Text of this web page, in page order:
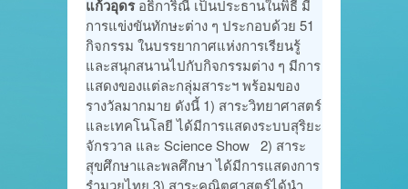
แก้วอุดรอธิการิณี เป็นประธานในพิธี มี
การแข่งขันทักษะต่าง ๆ ประกอบด้วย 51
กิจกรรม ในบรรยากาศแห่งการเรียนรู้
และสนุกสนานไปกับกิจกรรมต่าง ๆ มีการ
แสดงของแต่ละกลุ่มสาระฯ พร้อมของ
รางวัลมากมาย ดังนี้ 1) สาระวิทยาศาสตร์
และเทคโนโลยี ได้มีการแสดงระบบสุริยะ
จักรวาล และ Science Show 2) สาระ
สุขศึกษาและพลศึกษา ได้มีการแสดงการ
รำมวยไทย 3) สาระคณิตศาสตร์ได้นำ